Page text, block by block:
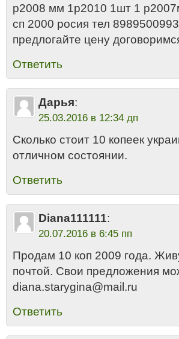
р2008 мм 1р2010 1шт 1
сп 2000 росия тел
предлогайте цену
Ответить
Дарья:
25.03.2016 в 12:34 дп
Сколько стоит 10 копеек
отличном состоянии.
Ответить
Diana111111:
20.07.2016 в 6:45 пп
Продам 10 коп 2009 года.
почтой. Свои предложения
diana.starygina@mail.ru
Ответить